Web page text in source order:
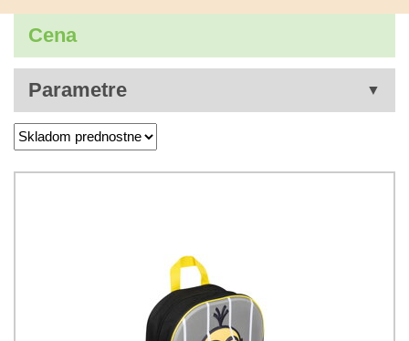
Cena
Parametre